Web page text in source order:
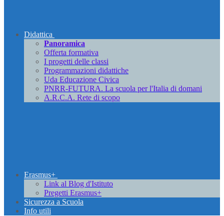
Didattica
Panoramica
Offerta formativa
I progetti delle classi
Programmazioni didattiche
Uda Educazione Civica
PNRR-FUTURA. La scuola per l'Italia di domani
A.R.C.A. Rete di scopo
Erasmus+
Link al Blog d'Istituto
Pregetti Erasmus+
Sicurezza a Scuola
Info utili